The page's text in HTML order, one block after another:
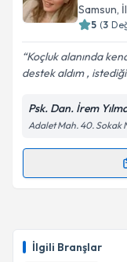
İlgili Branşlar
Samsun,
5 (3
Koçluk alanında
destek aldım ,
Psk. Dan. İrem
Adalet Mah. 40. Sokak
Randevu
için bir takvim